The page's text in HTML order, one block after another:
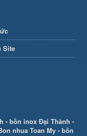
Site
- bồn inox Đại Thành -
nhua Toan My - bồn